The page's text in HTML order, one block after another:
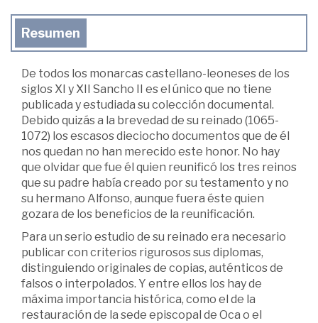
Resumen
De todos los monarcas castellano-leoneses de los
siglos XI y XII Sancho II es el único que no tiene
publicada y estudiada su colección documental.
Debido quizás a la brevedad de su reinado (1065-
1072) los escasos dieciocho documentos que de él
nos quedan no han merecido este honor. No hay
que olvidar que fue él quien reunificó los tres reinos
que su padre había creado por su testamento y no
su hermano Alfonso, aunque fuera éste quien
gozara de los beneficios de la reunificación.
Para un serio estudio de su reinado era necesario
publicar con criterios rigurosos sus diplomas,
distinguiendo originales de copias, auténticos de
falsos o interpolados. Y entre ellos los hay de
máxima importancia histórica, como el de la
restauración de la sede episcopal de Oca o el